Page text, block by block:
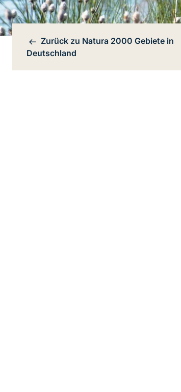
Bereichsnavigation
Zurück zu Natura 2000 Gebiete in
Deutschland